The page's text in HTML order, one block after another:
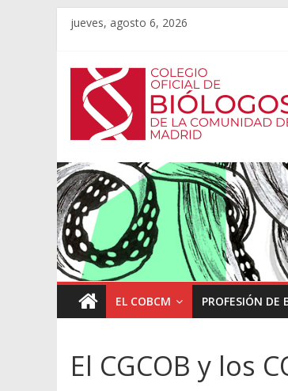
jueves, agosto 6, 2026
EL COBCM PROFESIÓN DE
El CGCOB y los